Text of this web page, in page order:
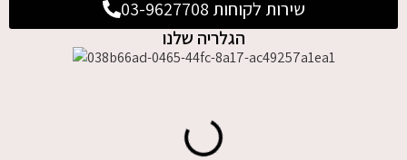
שירות לקוחות 03-9627708
הגלריה שלנו